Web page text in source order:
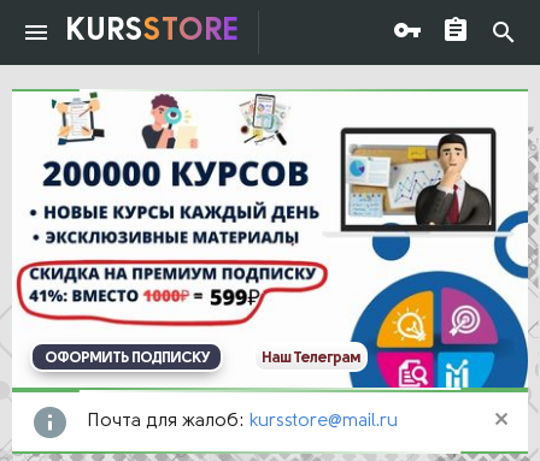
KURSSTORE
ОФОРМИТЬ ПОДПИСКУ Наш Телеграм
Почта для жалоб: kursstore@mail.ru